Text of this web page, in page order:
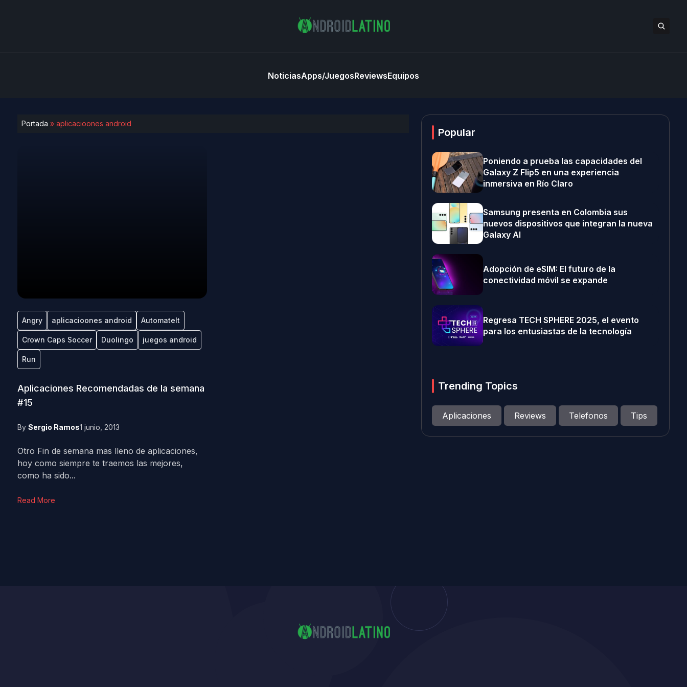
NoticiasApps/JuegosReviewsEquipos
Portada » aplicacioones android
Angry aplicacioones android Automatelt
Crown Caps Soccer Duolingo juegos android
Run
Aplicaciones Recomendadas de la semana
#15
By Sergio Ramos1 junio, 2013
Otro Fin de semana mas lleno de aplicaciones,
hoy como siempre te traemos las mejores,
como ha sido...
Read More
Popular
Poniendo a prueba las capacidades del
Galaxy Z Flip5 en una experiencia
inmersiva en Río Claro
Samsung presenta en Colombia sus
nuevos dispositivos que integran la nueva
Galaxy AI
Adopción de eSIM: El futuro de la
conectividad móvil se expande
Regresa TECH SPHERE 2025, el evento
para los entusiastas de la tecnología
Trending Topics
Aplicaciones Reviews Telefonos Tips